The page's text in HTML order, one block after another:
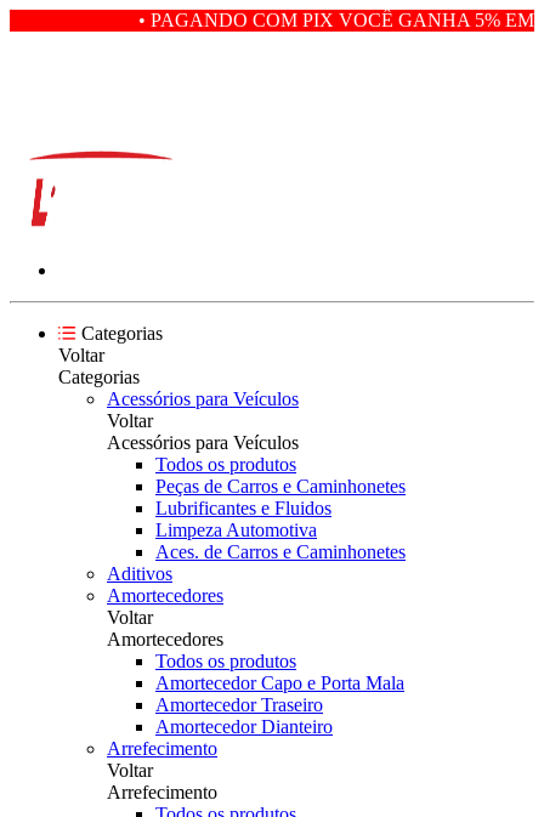
• PAGANDO COM PIX VOCÊ GANHA 5% EM
Categorias
Voltar
Categorias
Acessórios para Veículos
Voltar
Acessórios para Veículos
Todos os produtos
Peças de Carros e Caminhonetes
Lubrificantes e Fluidos
Limpeza Automotiva
Aces. de Carros e Caminhonetes
Aditivos
Amortecedores
Voltar
Amortecedores
Todos os produtos
Amortecedor Capo e Porta Mala
Amortecedor Traseiro
Amortecedor Dianteiro
Arrefecimento
Voltar
Arrefecimento